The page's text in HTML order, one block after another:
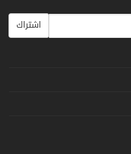
اشتراك